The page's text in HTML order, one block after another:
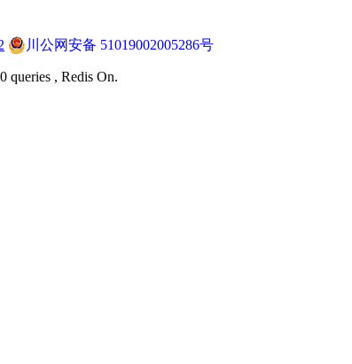
川公网安备 51019002005286号
queries , Redis On.